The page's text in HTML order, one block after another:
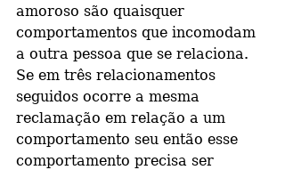
amoroso são quaisquer
comportamentos que incomodam
a outra pessoa que se relaciona.
Se em três relacionamentos
seguidos ocorre a mesma
reclamação em relação a um
comportamento seu então esse
comportamento precisa ser